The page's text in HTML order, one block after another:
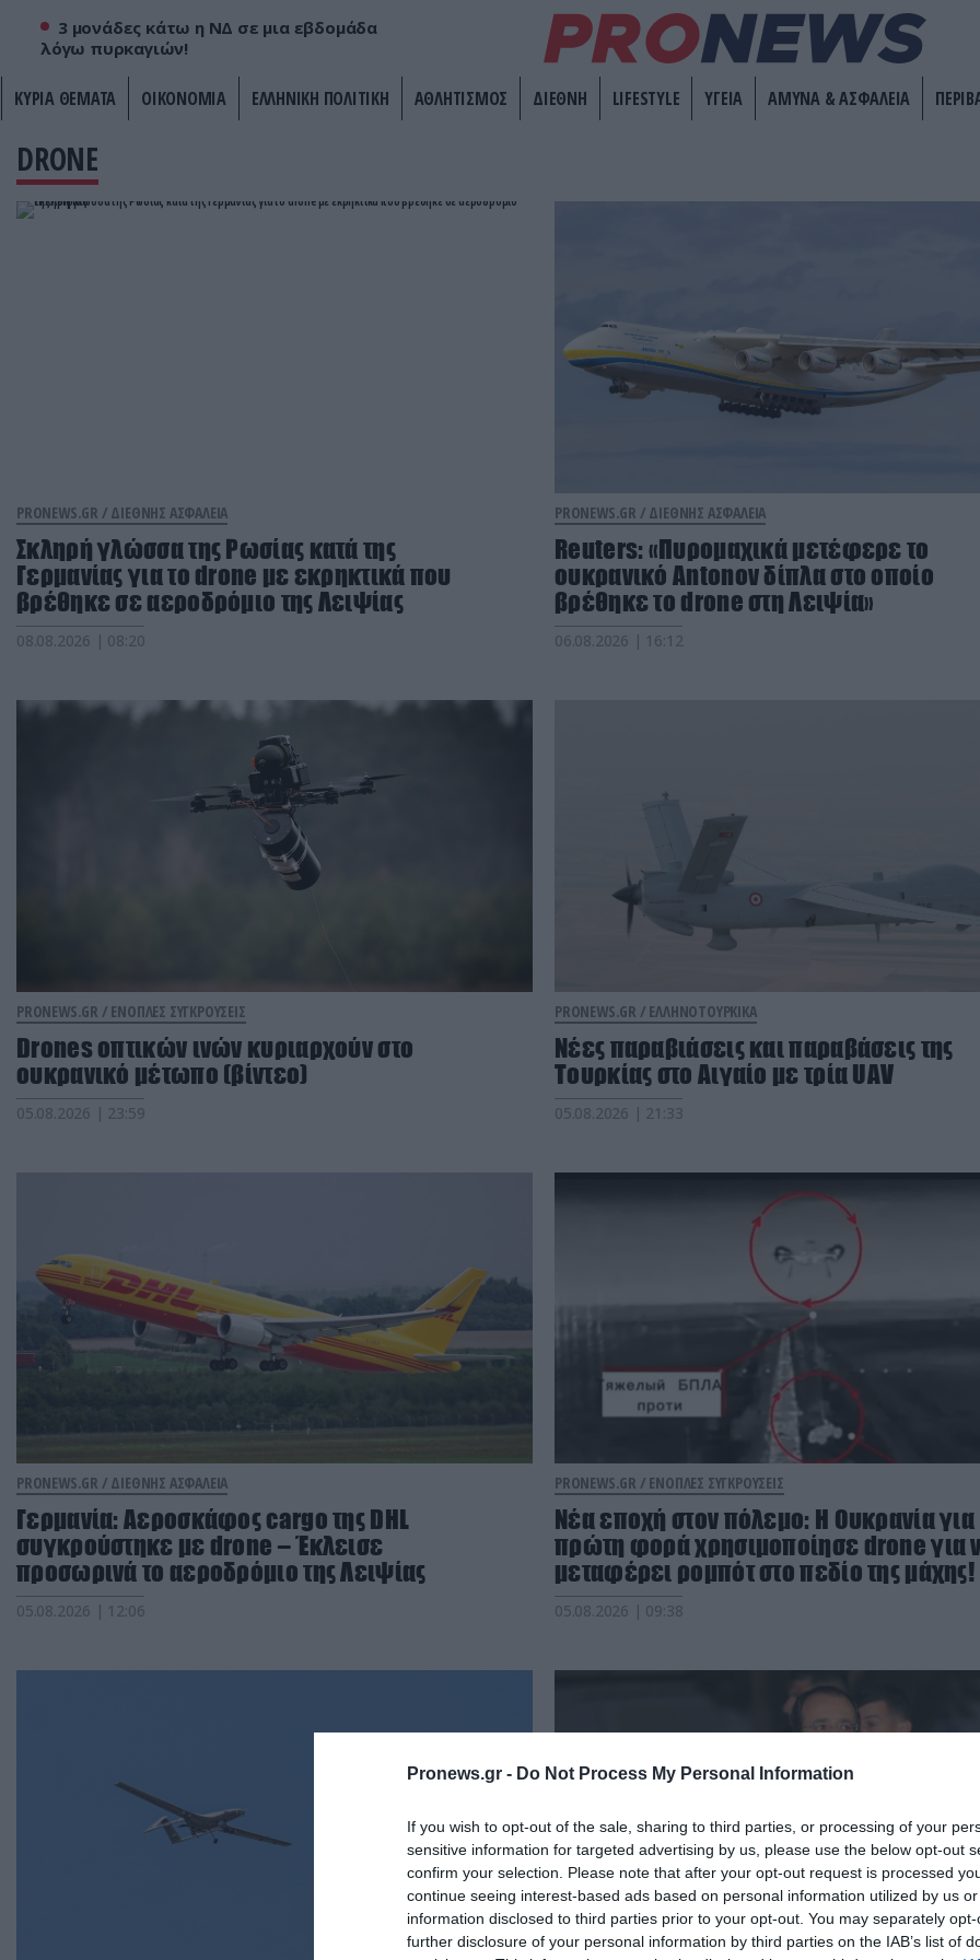
Pronews.gr - Do Not Process My Personal Information
If you wish to opt-out of the sale, sharing to third parties, or processing of your
sensitive information for targeted advertising by us, please use the below opt-out
confirm your selection. Please note that after your opt-out request is processed
continue seeing interest-based ads based on personal information utilized by us
information disclosed to third parties prior to your opt-out. You may separately
further disclosure of your personal information by third parties on the IAB’s list of
3 μονάδες κάτω η ΝΔ σε μια εβδομάδα
λόγω πυρκαγιών!
ΚΥΡΙΑ ΘΕΜΑΤΑ ΟΙΚΟΝΟΜΙΑ ΕΛΛΗΝΙΚΗ ΠΟΛΙΤΙΚΗ ΑΘΛΗΤΙΣΜΟΣ ΔΙΕΘΝΗ LIFESTYLE ΥΓΕΙΑ ΑΜΥΝΑ & ΑΣΦΑΛΕΙΑ
DRONE
PRONEWS.GR / ΔΙΕΘΝΗΣ ΑΣΦΑΛΕΙΑ
Σκληρή γλώσσα της Ρωσίας κατά της
Γερμανίας για το drone με εκρηκτικά που
βρέθηκε σε αεροδρόμιο της Λειψίας
08.08.2026 | 08:20
PRONEWS.GR / ΔΙΕΘΝΗΣ ΑΣΦΑΛΕΙΑ
Reuters: «Πυρομαχικά μετέφερε το
ουκρανικό Antonov δίπλα στο οποίο
βρέθηκε το drone στη Λειψία»
06.08.2026 | 16:12
PRONEWS.GR / ΕΝΟΠΛΕΣ ΣΥΓΚΡΟΥΣΕΙΣ
Drones οπτικών ινών κυριαρχούν στο
ουκρανικό μέτωπο (βίντεο)
05.08.2026 | 23:59
PRONEWS.GR / ΕΛΛΗΝΟΤΟΥΡΚΙΚΑ
Νέες παραβιάσεις και παραβάσεις της
Τουρκίας στο Αιγαίο με τρία UAV
05.08.2026 | 21:33
PRONEWS.GR / ΔΙΕΘΝΗΣ ΑΣΦΑΛΕΙΑ
Γερμανία: Αεροσκάφος cargo της DHL
συγκρούστηκε με drone – Έκλεισε
προσωρινά το αεροδρόμιο της Λειψίας
05.08.2026 | 12:06
PRONEWS.GR / ΕΝΟΠΛΕΣ ΣΥΓΚΡΟΥΣΕΙΣ
Νέα εποχή στον πόλεμο: Η Ουκρανία για
πρώτη φορά χρησιμοποίησε drone για
μεταφέρει ρομπότ στο πεδίο της μάχης!
05.08.2026 | 09:38